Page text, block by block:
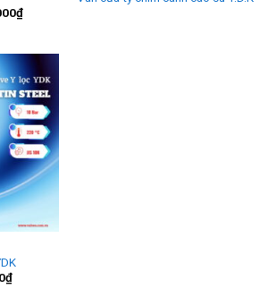
₫Khoảng
giá:
đến
3.660.000₫
₫Khoảng
giá: